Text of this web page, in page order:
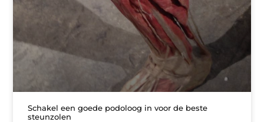
Schakel een goede podoloog in voor de beste
steunzolen